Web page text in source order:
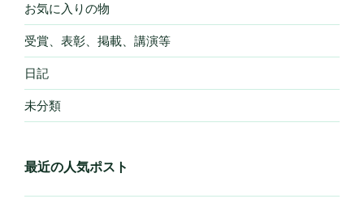
お気に入りの物
受賞、表彰、掲載、講演等
日記
未分類
最近の人気ポスト